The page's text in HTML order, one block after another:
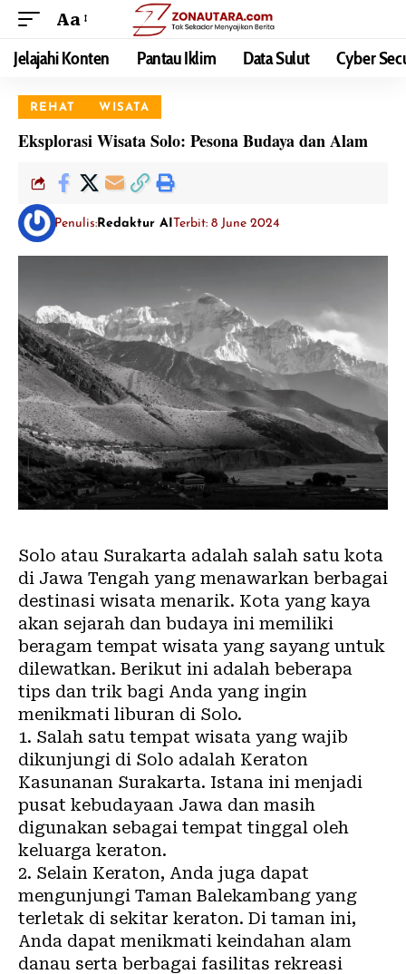
Aa
Jelajahi Konten Pantau Iklim Data Sulut Cyber
REHAT WISATA
Eksplorasi Wisata Solo: Pesona Budaya dan Alam
Penulis: Redaktur AITerbit: 8 June 2024
Solo atau Surakarta adalah salah satu kota
di Jawa Tengah yang menawarkan berbagai
destinasi wisata menarik. Kota yang kaya
akan sejarah dan budaya ini memiliki
beragam tempat wisata yang sayang untuk
dilewatkan. Berikut ini adalah beberapa
tips dan trik bagi Anda yang ingin
menikmati liburan di Solo.
1. Salah satu tempat wisata yang wajib
dikunjungi di Solo adalah Keraton
Kasunanan Surakarta. Istana ini menjadi
pusat kebudayaan Jawa dan masih
digunakan sebagai tempat tinggal oleh
keluarga keraton.
2. Selain Keraton, Anda juga dapat
mengunjungi Taman Balekambang yang
terletak di sekitar keraton. Di taman ini,
Anda dapat menikmati keindahan alam
danau serta berbagai fasilitas rekreasi